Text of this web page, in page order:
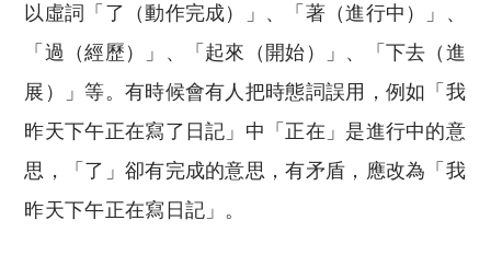
以虛詞「了（動作完成）」、「著（進行中）」、
「過（經歷）」、「起來（開始）」、「下去（進
展）」等。有時候會有人把時態詞誤用，例如「我
昨天下午正在寫了日記」中「正在」是進行中的意
思，「了」卻有完成的意思，有矛盾，應改為「我
昨天下午正在寫日記」。